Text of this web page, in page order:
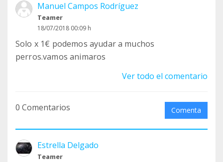
Manuel Campos Rodríguez
Teamer
18/07/2018 00:09 h
Solo x 1€ podemos ayudar a muchos
perros.vamos animaros
Ver todo el comentario
0 Comentarios Comenta
Estrella Delgado
Teamer